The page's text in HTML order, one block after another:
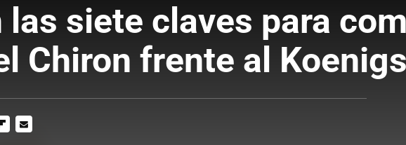
las siete claves para
Chiron frente al